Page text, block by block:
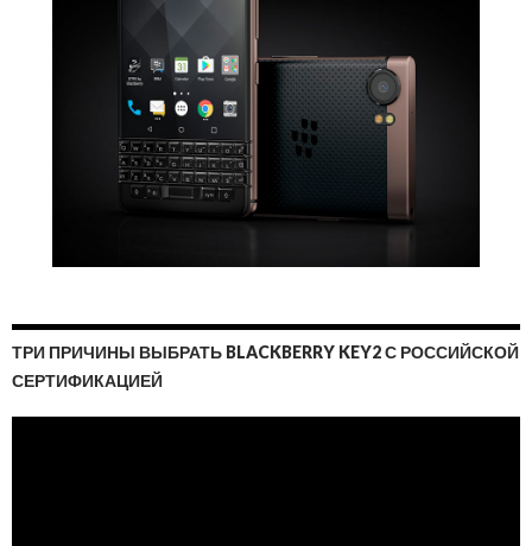
ТРИ ПРИЧИНЫ ВЫБРАТЬ BLACKBERRY KEY2 С РОССИЙСКОЙ
СЕРТИФИКАЦИЕЙ